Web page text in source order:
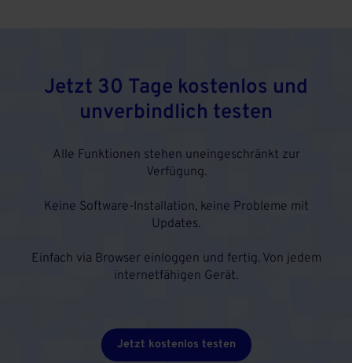
Jetzt 30 Tage kostenlos und
unverbindlich testen
Alle Funktionen stehen uneingeschränkt zur
Verfügung.
Keine Software-Installation, keine Probleme mit
Updates.
Einfach via Browser einloggen und fertig. Von jedem
internetfähigen Gerät.
Jetzt kostenlos testen